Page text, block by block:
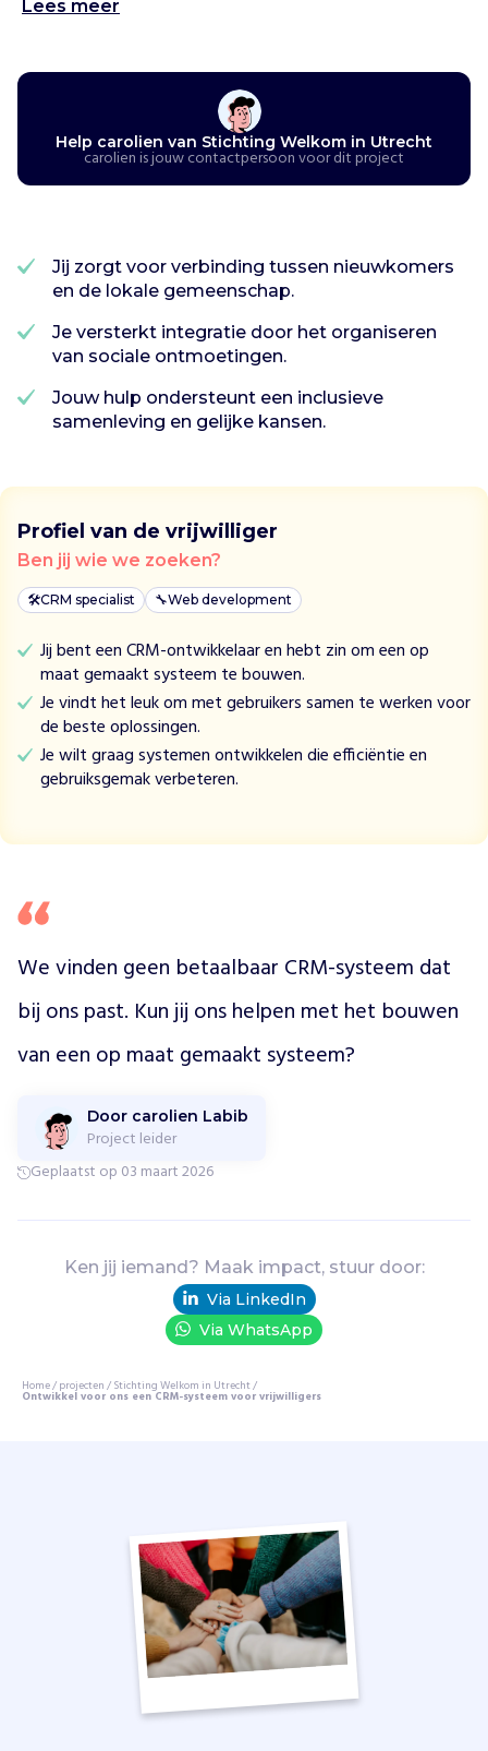
Lees meer
Help carolien van Stichting Welkom in Utrecht
carolien is jouw contactpersoon voor dit project
Jij zorgt voor verbinding tussen nieuwkomers
en de lokale gemeenschap.
Je versterkt integratie door het organiseren
van sociale ontmoetingen.
Jouw hulp ondersteunt een inclusieve
samenleving en gelijke kansen.
Profiel van de vrijwilliger
Ben jij wie we zoeken?
🛠CRM specialist 🔧Web development
Jij bent een CRM-ontwikkelaar en hebt zin om een op
maat gemaakt systeem te bouwen.
Je vindt het leuk om met gebruikers samen te werken voor
de beste oplossingen.
Je wilt graag systemen ontwikkelen die efficiëntie en
gebruiksgemak verbeteren.
We vinden geen betaalbaar CRM-systeem dat
bij ons past. Kun jij ons helpen met het bouwen
van een op maat gemaakt systeem?
Door carolien Labib
Project leider
Geplaatst op 03 maart 2026
Ken jij iemand? Maak impact, stuur door:
Via LinkedIn
Via WhatsApp
Home/projecten/Stichting Welkom in Utrecht/
Ontwikkel voor ons een CRM-systeem voor vrijwilligers